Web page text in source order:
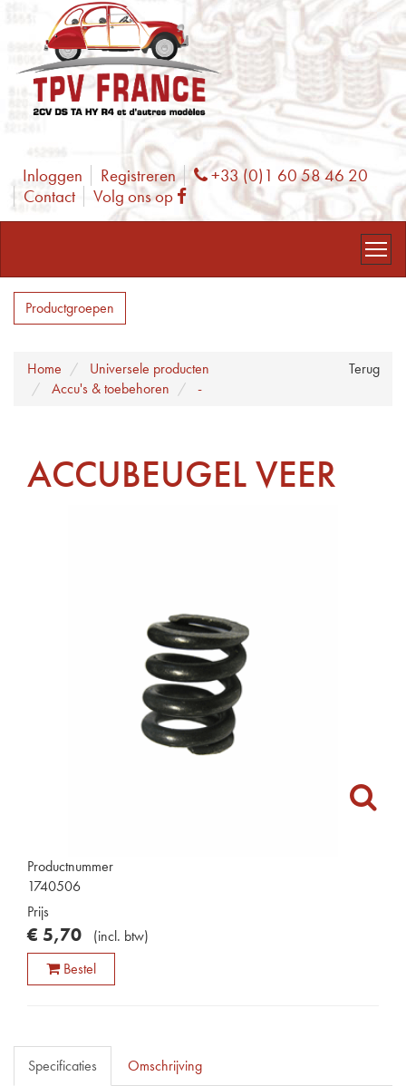
Inloggen Registreren Phone
+33 (0)1 60 58 46 20
Contact
Volg ons op Facebook
Productgroepen
Terug
Home
Universele producten
Accu's & toebehoren
-
ACCUBEUGEL VEER
Productnummer
1740506
Prijs
€ 5,70 (incl. btw)
Bestel
Specificaties Omschrijving